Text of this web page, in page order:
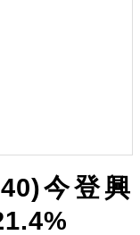
今登興